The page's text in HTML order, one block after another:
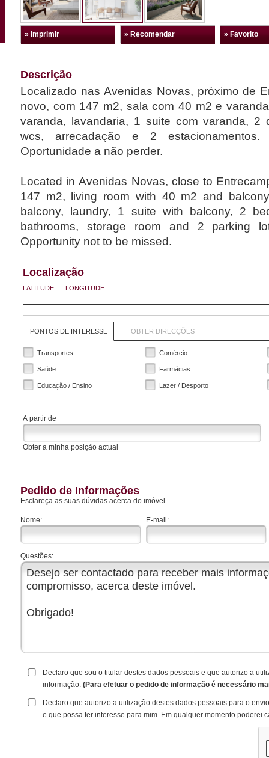
» Imprimir » Recomendar » Favorito
Descrição
Localizado nas Avenidas Novas, próximo de
novo, com 147 m2, sala com 40 m2 e
varanda, lavandaria, 1 suite com varanda, 2
wcs, arrecadação e 2 estacionamentos.
Oportunidade a não perder.
Located in Avenidas Novas, close to
147 m2, living room with 40 m2 and
balcony, laundry, 1 suite with balcony, 2
bathrooms, storage room and 2 parking
Opportunity not to be missed.
Localização
LATITUDE: LONGITUDE:
PONTOS DE INTERESSE OBTER DIRECÇÕES
Transportes Comércio
Saúde Farmácias
Educação / Ensino Lazer / Desporto
A partir de
Obter a minha posição actual
Pedido de Informações
Esclareça as suas dúvidas acerca do imóvel
Nome: E-mail:
Questões:
Declaro que sou o titular destes dados pessoais e que autorizo a
informação. (Para efetuar o pedido de informação é necessário
Declaro que autorizo a utilização destes dados pessoais para o
e que possa ter interesse para mim. Em qualquer momento poderei